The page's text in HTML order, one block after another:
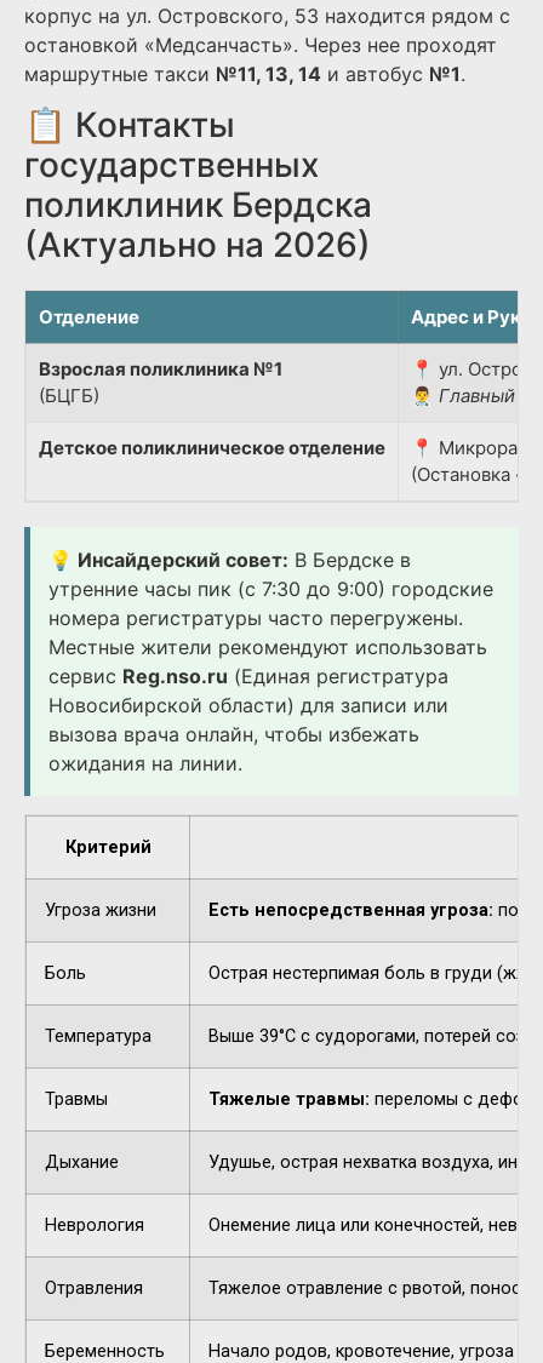
корпус на ул. Островского, 53 находится рядом с
остановкой «Медсанчасть». Через нее проходят
маршрутные такси №11, 13, 14 и автобус №1.
📋 Контакты
государственных
поликлиник Бердска
(Актуально на 2026)
Отделение Адрес и
Взрослая поликлиника №1
(БЦГБ)
📍 ул.
👨‍⚕️ Главный
Детское поликлиническое отделение
📍
(Остановка
💡 Инсайдерский совет: В Бердске в
утренние часы пик (с 7:30 до 9:00) городские
номера регистратуры часто перегружены.
Местные жители рекомендуют использовать
сервис Reg.nso.ru (Единая регистратура
Новосибирской области) для записи или
вызова врача онлайн, чтобы избежать
ожидания на линии.
Критерий
Угроза жизни Есть непосредственная угроза:
Боль Острая нестерпимая боль в груди
Температура Выше 39°C с судорогами, потерей
Травмы Тяжелые травмы: переломы с
Дыхание Удушье, острая нехватка воздуха,
Неврология Онемение лица или конечностей,
Отравления Тяжелое отравление с рвотой,
Беременность Начало родов, кровотечение, угроза